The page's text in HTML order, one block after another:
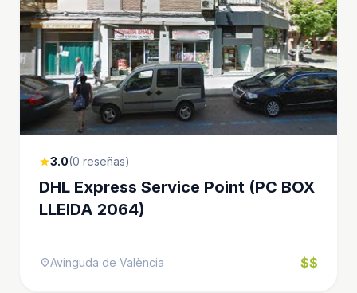
star3.0(0 reseñas)
DHL Express Service Point (PC BOX
LLEIDA 2064)
location_onAvinguda de València $$